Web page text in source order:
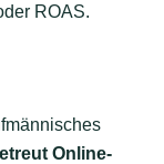
ROAS.
Online-